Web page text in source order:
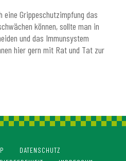
eine Grippeschutzimpfung das
können, sollte man in
und das Immunsystem
hier gern mit Rat und Tat zur
DATENSCHUTZ